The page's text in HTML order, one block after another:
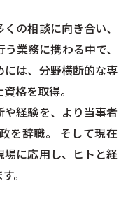
の相談に向き合い、
業務に携わる中で、
には、分野横断的な専
格を取得。
や経験を、より当事者
を辞職。 そして現在
場に応用し、ヒトと経
。